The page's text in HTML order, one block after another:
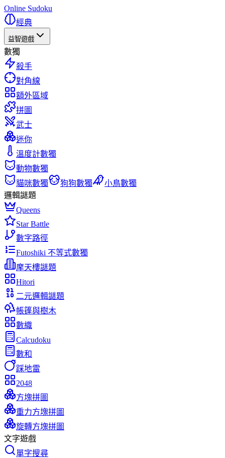
Online Sudoku
經典
益智遊戲
數獨
殺手
對角線
額外區域
拼圖
武士
迷你
溫度計數獨
動物數獨
貓咪數獨
狗狗數獨
小鳥數獨
邏輯謎題
Queens
Star Battle
數字路徑
Futoshiki 不等式數獨
摩天樓謎題
Hitori
二元邏輯謎題
帳篷與樹木
數織
Calcudoku
數和
踩地雷
2048
方塊拼圖
重力方塊拼圖
旋轉方塊拼圖
文字遊戲
單字搜尋